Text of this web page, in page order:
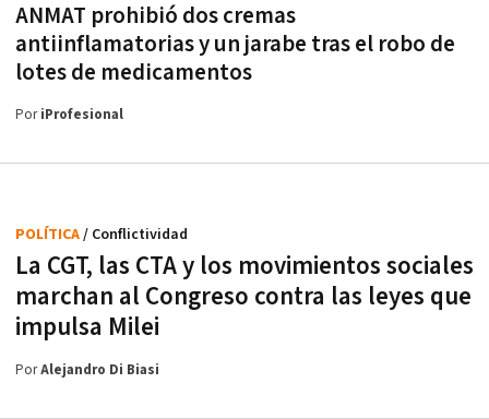
ANMAT prohibió dos cremas
antiinflamatorias y un jarabe tras el robo de
lotes de medicamentos
PoriProfesional
La CGT, las CTA y los movimientos sociales
marchan al Congreso contra las leyes que
impulsa Milei
POLÍTICA/ Conflictividad
PorAlejandro Di Biasi